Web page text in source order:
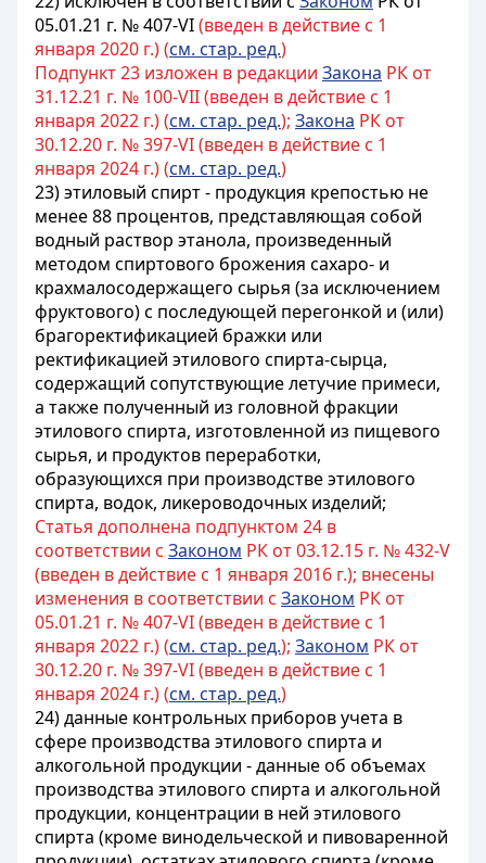
05.01.21 г. № 407-VI(введен в действие с 1
января 2020 г.) (см. стар. ред.)
Подпункт 23 изложен в редакции Закона РК от
31.12.21 г. № 100-VII (введен в действие с 1
января 2022 г.) (см. стар. ред.); Закона РК от
30.12.20 г. № 397-VI (введен в действие с 1
января 2024 г.) (см. стар. ред.)
23) этиловый спирт - продукция крепостью не
менее 88 процентов, представляющая собой
водный раствор этанола, произведенный
методом спиртового брожения сахаро- и
крахмалосодержащего сырья (за исключением
фруктового) с последующей перегонкой и (или)
брагоректификацией бражки или
ректификацией этилового спирта-сырца,
содержащий сопутствующие летучие примеси,
а также полученный из головной фракции
этилового спирта, изготовленной из пищевого
сырья, и продуктов переработки,
образующихся при производстве этилового
спирта, водок, ликероводочных изделий;
Статья дополнена подпунктом 24 в
соответствии с Законом РК от 03.12.15 г. № 432-V
(введен в действие с 1 января 2016 г.); внесены
изменения в соответствии с Законом РК от
05.01.21 г. № 407-VI (введен в действие с 1
января 2022 г.) (см. стар. ред.); Законом РК от
30.12.20 г. № 397-VI (введен в действие с 1
января 2024 г.) (см. стар. ред.)
24) данные контрольных приборов учета в
сфере производства этилового спирта и
алкогольной продукции - данные об объемах
производства этилового спирта и алкогольной
продукции, концентрации в ней этилового
спирта (кроме винодельческой и пивоваренной